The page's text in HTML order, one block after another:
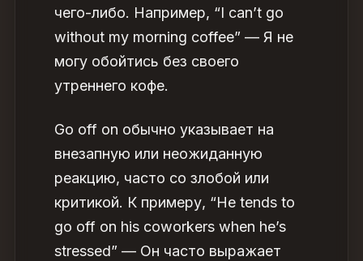
чего-либо. Например, “I can’t go
without my morning coffee” — Я не
могу обойтись без своего
утреннего кофе.
Go off on обычно указывает на
внезапную или неожиданную
реакцию, часто со злобой или
критикой. К примеру, “He tends to
go off on his coworkers when he’s
stressed” — Он часто выражает